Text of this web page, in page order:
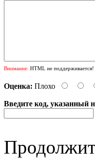
Внимание: HTML не поддерживается!
Оценка: Плохо
Введите код, указанный